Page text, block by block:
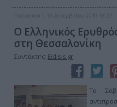
Παρασκευή, 13 Δεκεμβρίου 2013 18:27
Ο Ελληνικός
στη Θεσσαλονίκη
Συντάκτης: Eidisis.gr
Το